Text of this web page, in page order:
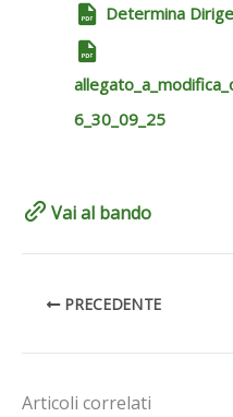
Determina
6_30_09_25
Vai al bando
PRECEDENTE
Articoli correlati